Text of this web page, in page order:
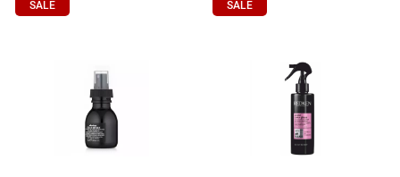
SALE SALE